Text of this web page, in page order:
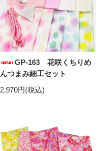
GP-163 花咲くちりめ
んつまみ細工セット
2,970円(税込)